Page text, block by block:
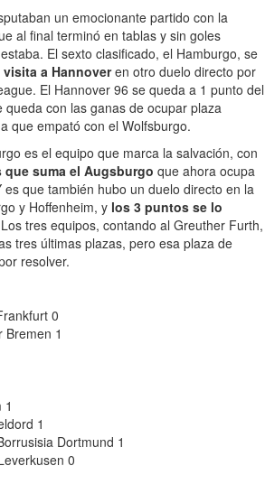
un emocionante partido con la
al final terminó en tablas y sin goles
El sexto clasificado, el Hamburgo, se
a Hannoveren otro duelo directo por
El Hannover 96 se queda a 1 punto del
queda con las ganas de ocupar plaza
que empató con el Wolfsburgo.
es el equipo que marca la salvación, con
que suma el Augsburgo que ahora ocupa
que también hubo un duelo directo en la
y Hoffenheim, y los 3 puntos se lo
tres equipos, contando al Greuther Furth,
tres últimas plazas, pero esa plaza de
resolver.
0
Bremen 1
1
1
Dortmund 1
0